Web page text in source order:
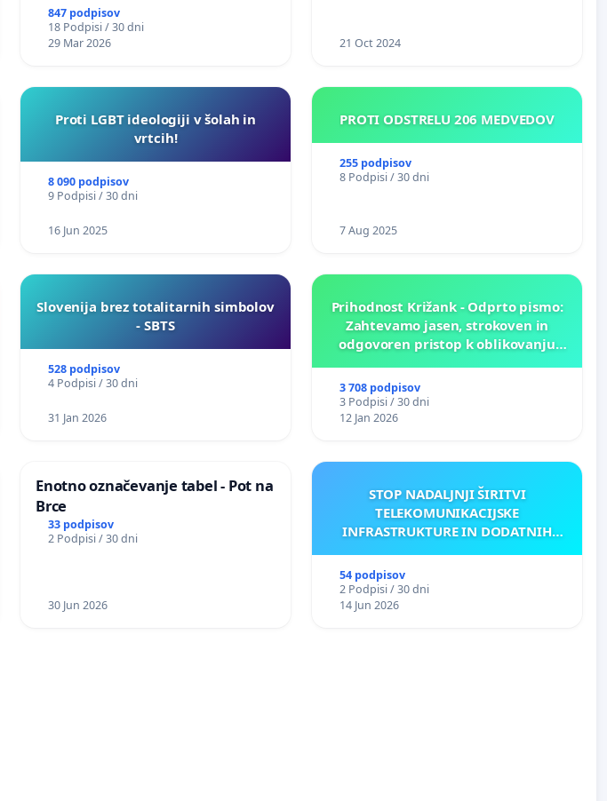
847 podpisov
18 Podpisi / 30 dni
29 Mar 2026
21 Oct 2024
Proti LGBT ideologiji v šolah in
vrtcih!
8 090 podpisov
9 Podpisi / 30 dni
16 Jun 2025
PROTI ODSTRELU 206 MEDVEDOV
255 podpisov
8 Podpisi / 30 dni
7 Aug 2025
Slovenija brez totalitarnih simbolov
- SBTS
528 podpisov
4 Podpisi / 30 dni
31 Jan 2026
Prihodnost Križank - Odprto pismo:
Zahtevamo jasen, strokoven in
odgovoren pristop k oblikovanju
3 708 podpisov
3 Podpisi / 30 dni
12 Jan 2026
Enotno označevanje tabel - Pot na
Brce
33 podpisov
2 Podpisi / 30 dni
30 Jun 2026
STOP NADALJNJI ŠIRITVI
TELEKOMUNIKACIJSKE
INFRASTRUKTURE IN DODATNIH
54 podpisov
2 Podpisi / 30 dni
14 Jun 2026